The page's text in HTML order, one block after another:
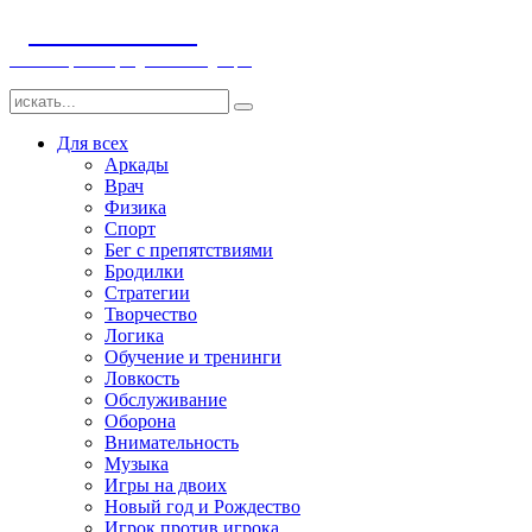
Для всех
Аркады
Врач
Физика
Спорт
Бег с препятствиями
Бродилки
Стратегии
Творчество
Логика
Обучение и тренинги
Ловкость
Обслуживание
Оборона
Внимательность
Музыка
Игры на двоих
Новый год и Рождество
Игрок против игрока